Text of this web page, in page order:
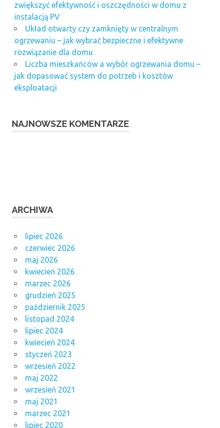
zwiększyć efektywność i oszczędności w domu z
instalacją PV
Układ otwarty czy zamknięty w centralnym
ogrzewaniu – jak wybrać bezpieczne i efektywne
rozwiązanie dla domu
Liczba mieszkańców a wybór ogrzewania domu –
jak dopasować system do potrzeb i kosztów
eksploatacji
NAJNOWSZE KOMENTARZE
ARCHIWA
lipiec 2026
czerwiec 2026
maj 2026
kwiecień 2026
marzec 2026
grudzień 2025
październik 2025
listopad 2024
lipiec 2024
kwiecień 2024
styczeń 2023
wrzesień 2022
maj 2022
wrzesień 2021
maj 2021
marzec 2021
lipiec 2020